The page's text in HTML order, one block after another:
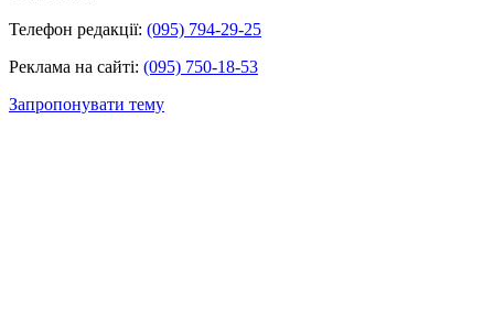
Телефон редакції: (095) 794-29-25
Реклама на сайті: (095) 750-18-53
Запропонувати тему